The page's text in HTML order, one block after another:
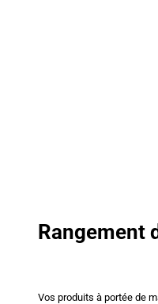
Rangement
Vos produits à portée de